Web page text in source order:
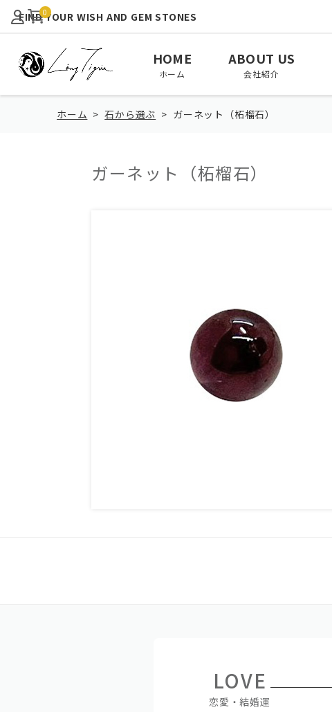
0
ホーム
HOME
会社紹介
ABOUT US
View All January
FIND YOUR WISH AND GEM STONES
ホーム 石から選ぶ ガーネット（柘榴石）
ガーネット（柘榴石）
LOVE
恋愛・結婚運